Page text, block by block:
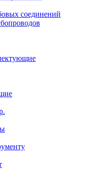
соединений